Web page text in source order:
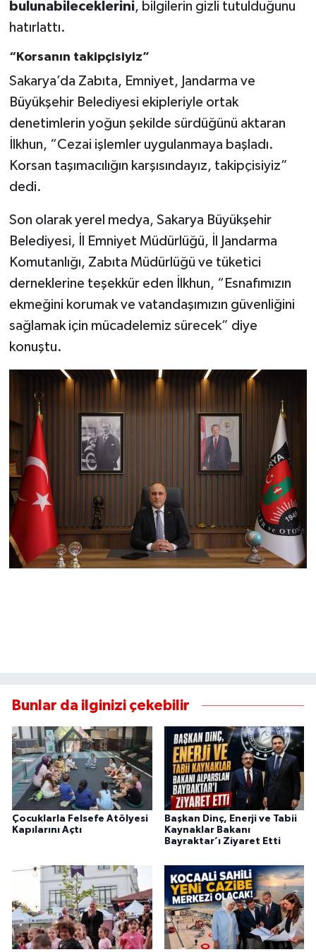
bulunabileceklerini, bilgilerin gizli tutulduğunu
hatırlattı.
“Korsanın takipçisiyiz”
Sakarya’da Zabıta, Emniyet, Jandarma ve
Büyükşehir Belediyesi ekipleriyle ortak
denetimlerin yoğun şekilde sürdüğünü aktaran
İlkhun, “Cezai işlemler uygulanmaya başladı.
Korsan taşımacılığın karşısındayız, takipçisiyiz”
dedi.
Son olarak yerel medya, Sakarya Büyükşehir
Belediyesi, İl Emniyet Müdürlüğü, İl Jandarma
Komutanlığı, Zabıta Müdürlüğü ve tüketici
derneklerine teşekkür eden İlkhun, “Esnafımızın
ekmeğini korumak ve vatandaşımızın güvenliğini
sağlamak için mücadelemiz sürecek” diye
konuştu.
Bunlar da ilginizi çekebilir
Çocuklarla Felsefe Atölyesi
Kapılarını Açtı
Başkan Dinç, Enerji ve Tabii
Kaynaklar Bakanı
Bayraktar’ı Ziyaret Etti